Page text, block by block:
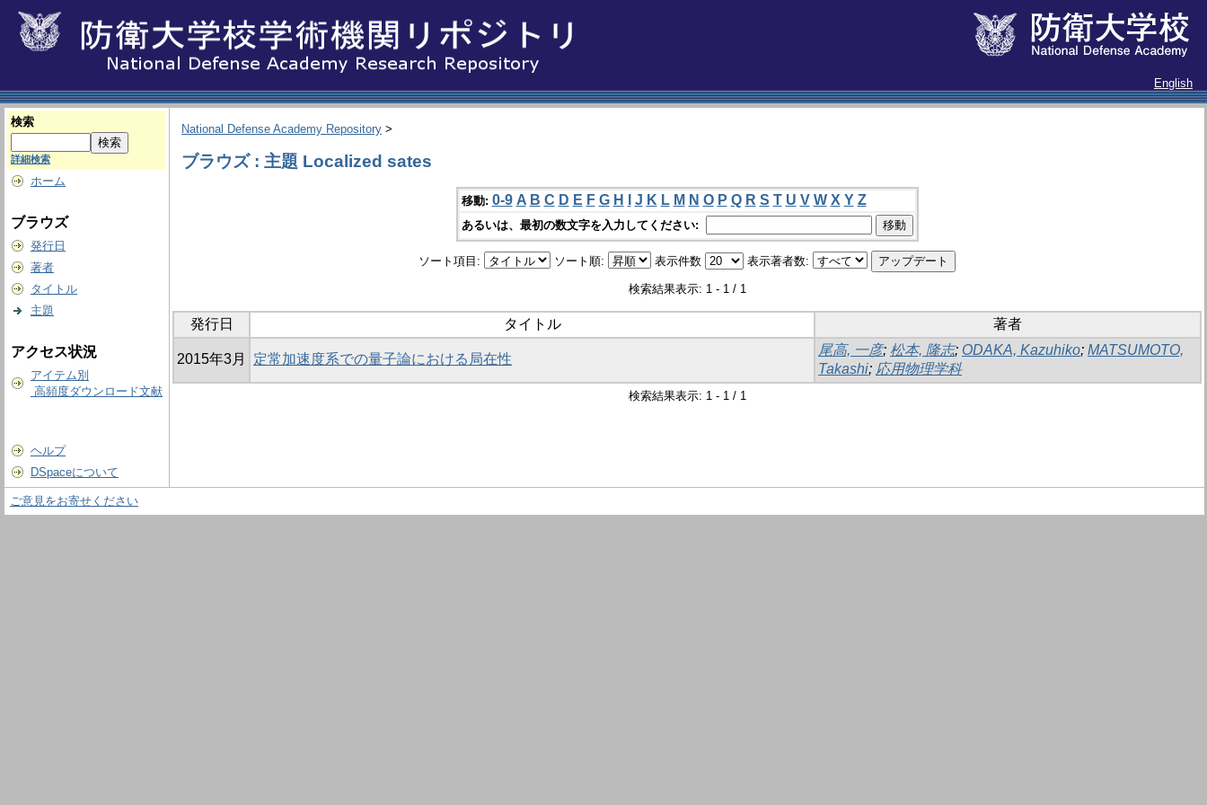
English
検索
詳細検索
ホーム
ブラウズ
発行日
著者
タイトル
主題
アクセス状況
アイテム別
高頻度ダウンロード文献
ヘルプ
DSpaceについて
National Defense Academy Repository >
ブラウズ : 主題 Localized sates
移動: 0-9 A B C D E F G H J K L M N O P Q R S T U V W X Y Z
あるいは、最初の数文字を入力してください:
ソート項目: ソート順: 表示件数 表示著者数:
検索結果表示: 1 - 1 / 1
発行日 タイトル 著者
2015年3月 定常加速度系での量子論における局在性
尾高, 一彦; 松本, 隆志; ODAKA, Kazuhiko; MATSUMOTO,
Takashi; 応用物理学科
検索結果表示: 1 - 1 / 1
ご意見をお寄せください